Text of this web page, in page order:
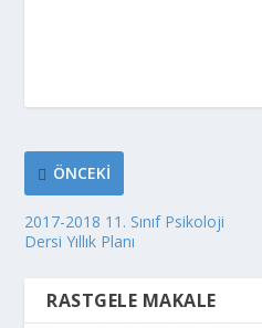
ÖNCEKI
2017-2018 11. Sınıf Psikoloji
Dersi Yıllık Planı
RASTGELE MAKALE